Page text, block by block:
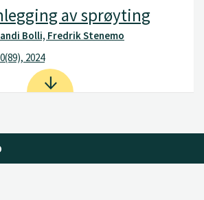
av sprøyting
Bolli, Fredrik Stenemo
2024